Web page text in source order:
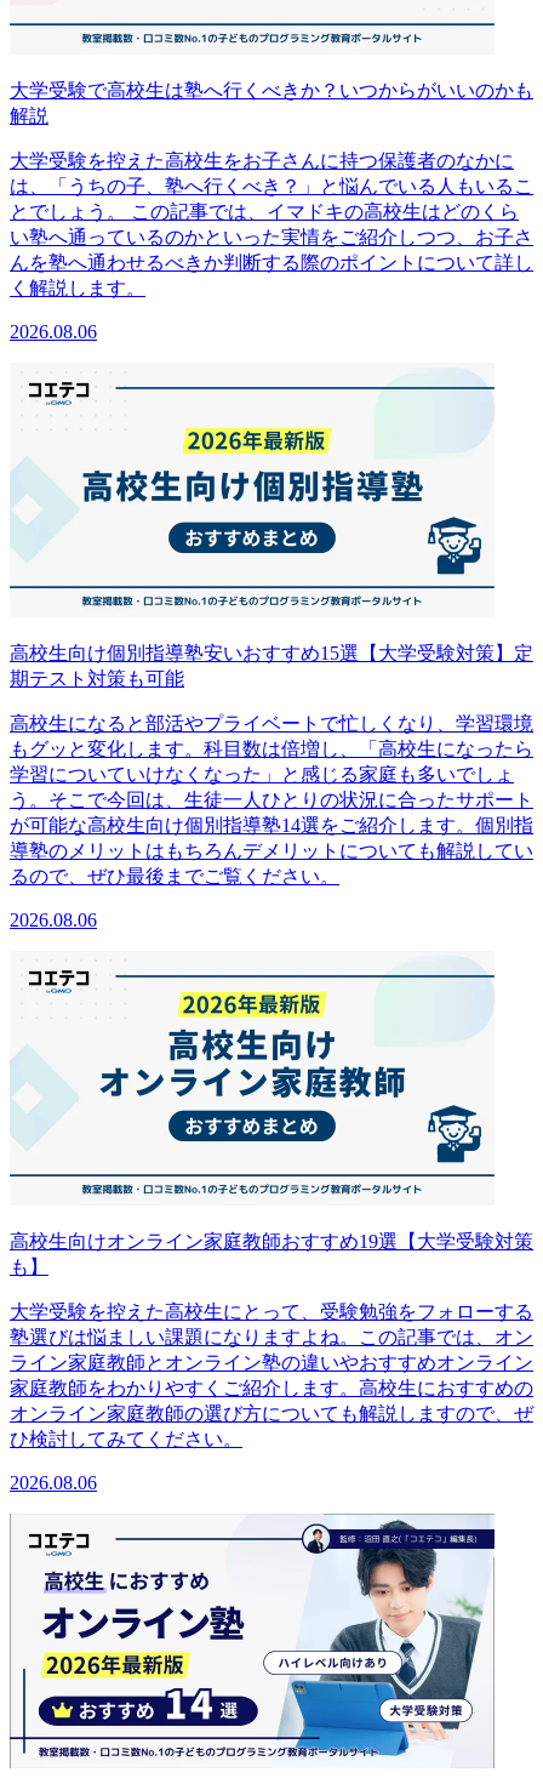
大学受験で高校生は塾へ行くべきか？いつからがいいのかも
解説
大学受験を控えた高校生をお子さんに持つ保護者のなかに
は、「うちの子、塾へ行くべき？」と悩んでいる人もいるこ
とでしょう。 この記事では、イマドキの高校生はどのくら
い塾へ通っているのかといった実情をご紹介しつつ、お子さ
んを塾へ通わせるべきか判断する際のポイントについて詳し
く解説します。
2026.08.06
高校生向け個別指導塾安いおすすめ15選【大学受験対策】定
期テスト対策も可能
高校生になると部活やプライベートで忙しくなり、学習環境
もグッと変化します。科目数は倍増し、「高校生になったら
学習についていけなくなった」と感じる家庭も多いでしょ
う。そこで今回は、生徒一人ひとりの状況に合ったサポート
が可能な高校生向け個別指導塾14選をご紹介します。個別指
導塾のメリットはもちろんデメリットについても解説してい
るので、ぜひ最後までご覧ください。
2026.08.06
高校生向けオンライン家庭教師おすすめ19選【大学受験対策
も】
大学受験を控えた高校生にとって、受験勉強をフォローする
塾選びは悩ましい課題になりますよね。この記事では、オン
ライン家庭教師とオンライン塾の違いやおすすめオンライン
家庭教師をわかりやすくご紹介します。高校生におすすめの
オンライン家庭教師の選び方についても解説しますので、ぜ
ひ検討してみてください。
2026.08.06